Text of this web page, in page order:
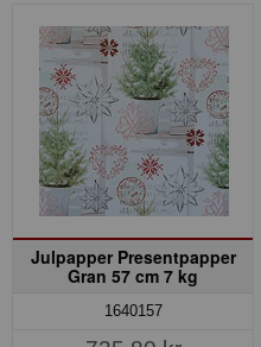
Julpapper Presentpapper
Gran 57 cm 7 kg
1640157